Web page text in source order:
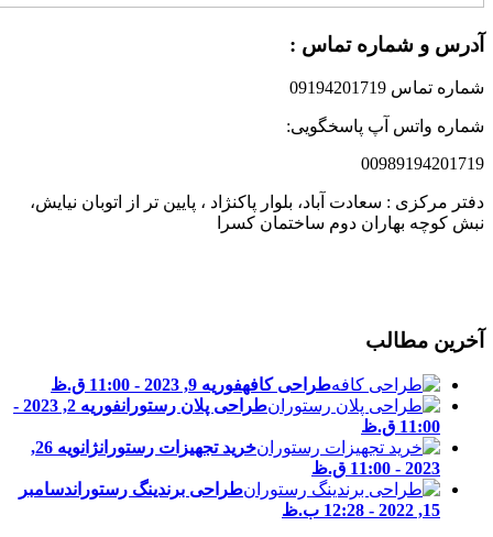
و شماره تماس :
تماس 09194201719
واتس آپ پاسخگویی:
مرکزی : سعادت آباد، بلوار پاکنژاد ، پایین تر از اتوبان نیایش،
کوچه بهاران دوم ساختمان کسرا
مطالب
طراحی کافهفوریه 9, 2023 - 11:00 ق.ظ
طراحی پلان رستوران
فوریه 2, 2023 -
11:00 ق.ظ
خرید تجهیزات رستوران
ژانویه 26,
2023 - 11:00 ق.ظ
طراحی برندینگ رستوران دسامبر
15, 2022 - 12:28 ب.ظ